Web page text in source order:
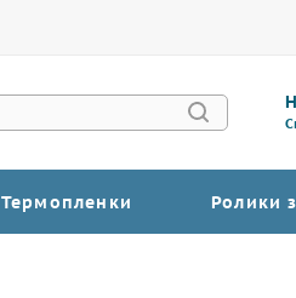
Термопленки Ролики